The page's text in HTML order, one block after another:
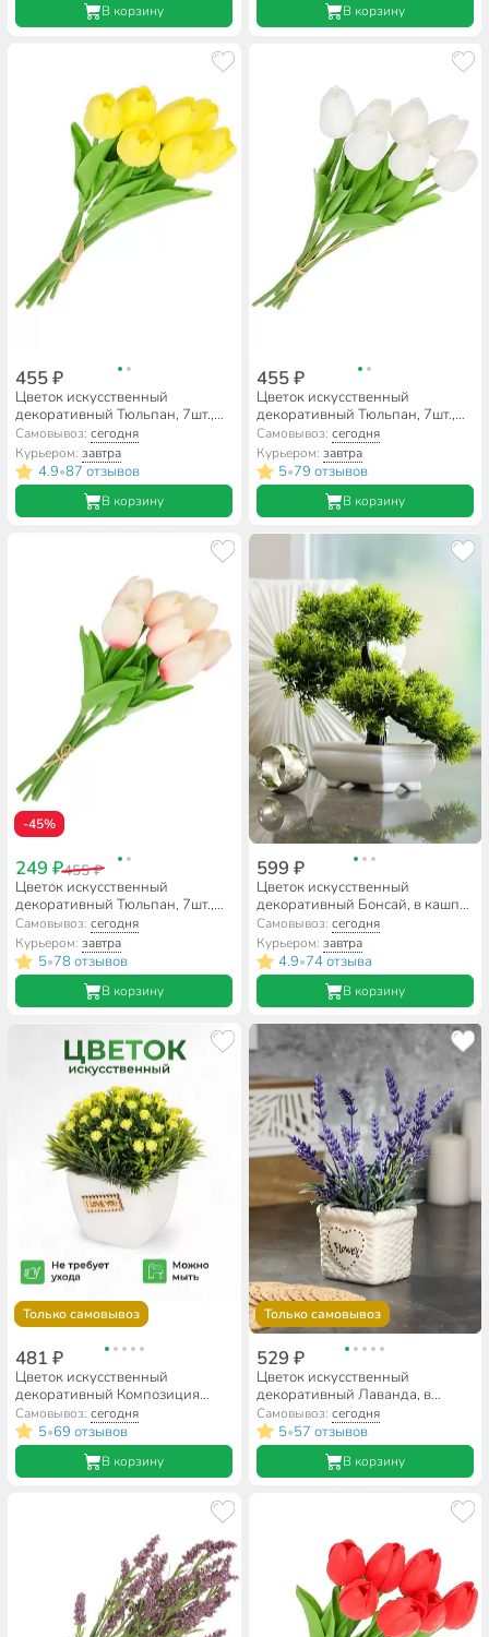
В корзину В корзину
455 ₽
Цветок искусственный
декоративный Тюльпан, 7шт.,
33 см, желтый, Y6-
10418/A300008
Самовывоз:сегодня
Курьером:завтра
4.9•87 отзывов
В корзину
455 ₽
Цветок искусственный
декоративный Тюльпан, 7шт.,
33 см, белый, Y6-
10420/A300010
Самовывоз: сегодня
Курьером: завтра
5•79 отзывов
В корзину
-45%
249 ₽455 ₽
Цветок искусственный
декоративный Тюльпан, 7шт.,
33 см, бело-розовый, Y6-
10416/A300006
Самовывоз:сегодня
Курьером:завтра
5•78 отзывов
В корзину
599 ₽
Цветок искусственный
декоративный Бонсай, в кашпо,
22 см, в ассортименте, Y4-3026
Самовывоз: сегодня
Курьером: завтра
4.9•74 отзыва
В корзину
Только самовывоз
481 ₽
Цветок искусственный
декоративный Композиция
желтых цветов, в кашпо, 13 см,
Y6-2063
Самовывоз:сегодня
5•69 отзывов
В корзину
Только самовывоз
529 ₽
Цветок искусственный
декоративный Лаванда, в
кашпо, 22 см, в ассортименте,
Y4-3027
Самовывоз: сегодня
5•57 отзывов
В корзину